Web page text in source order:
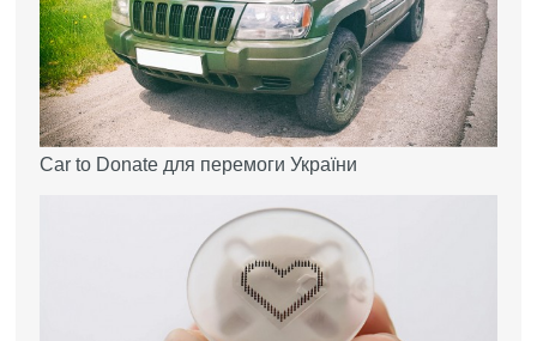
Car to Donate для перемоги України